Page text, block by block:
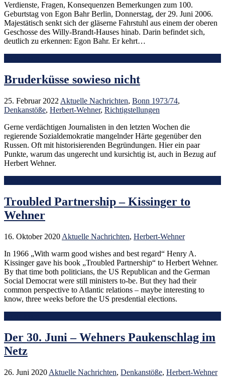
Verdienste, Fragen, Konsequenzen Bemerkungen zum 100.
Geburtstag von Egon Bahr Berlin, Donnerstag, der 29. Juni 2006.
Majestätisch senkt sich der gläserne Fahrstuhl aus einem der oberen
Geschosse des Willy-Brandt-Hauses hinab. Darin befindet sich,
deutlich zu erkennen: Egon Bahr. Er kehrt…
Bruderküsse sowieso nicht
25. Februar 2022 Aktuelle Nachrichten, Bonn 1973/74,
Denkanstöße, Herbert-Wehner, Richtigstellungen
Gerne verdächtigen Journalisten in den letzten Wochen die
regierende Sozialdemokratie mangelnder Härte gegenüber den
Russen. Oft mit historisierenden Begründungen. Hier ein paar
Punkte, warum das ungerecht und kursichtig ist, auch in Bezug auf
Herbert Wehner.
Troubled Partnership – Kissinger to
Wehner
16. Oktober 2020 Aktuelle Nachrichten, Herbert-Wehner
In 1966 „With warm good wishes and best regard“ Henry A.
Kissinger gave his book „Troubled Partnership“ to Herbert Wehner.
By that time both politicians, the US Republican and the German
Social Democrat were still ministers to-be. But they had their
common perspective to Atlantic relations – maybe interesting to
know, three weeks before the US presdential elections.
Der 30. Juni – Wehners Paukenschlag im
Netz
26. Juni 2020 Aktuelle Nachrichten, Denkanstöße, Herbert-Wehner